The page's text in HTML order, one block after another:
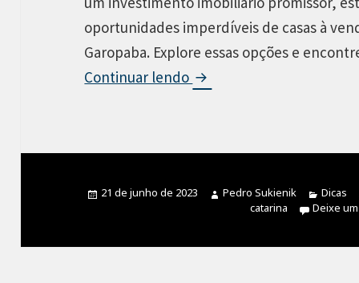
oportunidades imperdíveis de casas à
Garopaba. Explore essas opções e
Continuar lendo A
u
a
O
Publicado
21 de junho de 2023 Autor
Pedro Sukienik Dicas
catarina
Deixe